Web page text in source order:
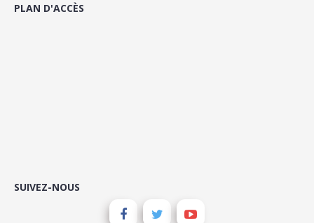
PLAN D'ACCÈS
SUIVEZ-NOUS